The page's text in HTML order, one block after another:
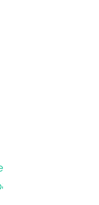
chrome/